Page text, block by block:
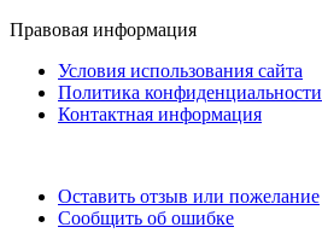
Правовая информация
Условия использования сайта
Политика конфиденциальности
Контактная информация
Оставить отзыв или пожелание
Сообщить об ошибке